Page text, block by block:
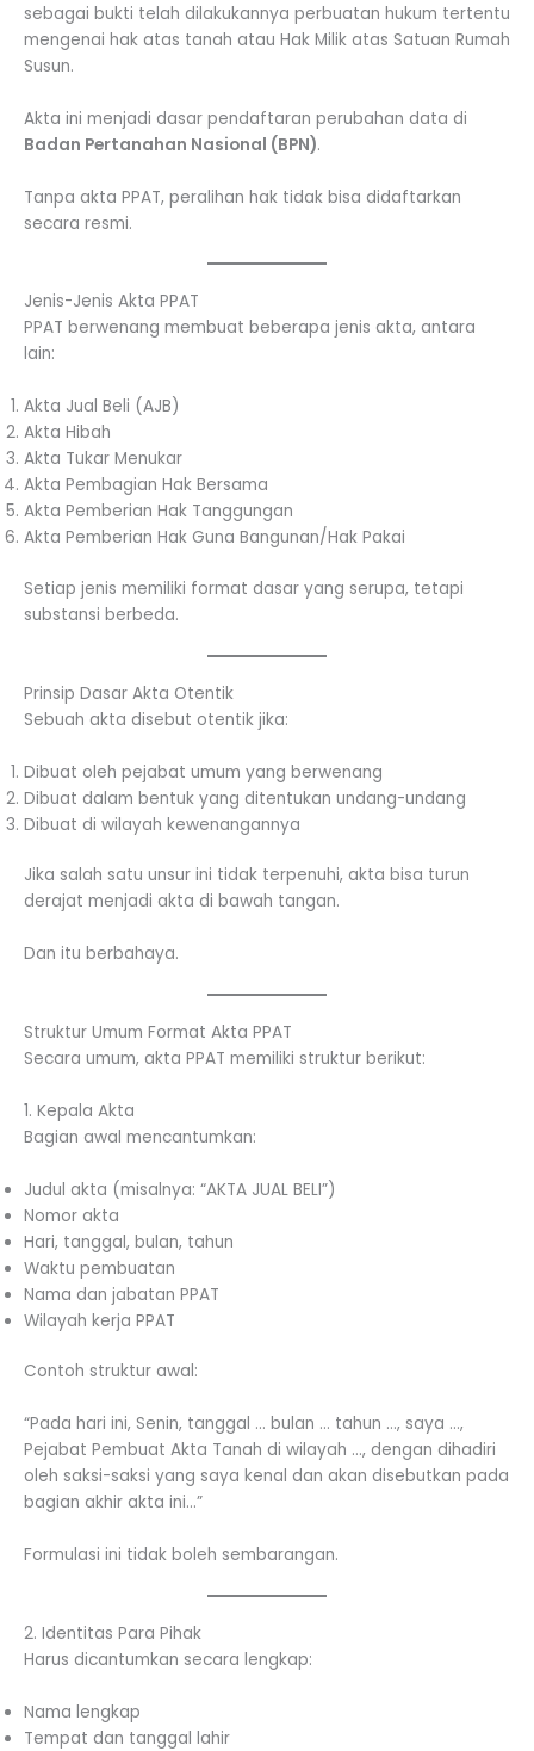
sebagai bukti telah dilakukannya perbuatan hukum tertentu
mengenai hak atas tanah atau Hak Milik atas Satuan Rumah
Susun.
Akta ini menjadi dasar pendaftaran perubahan data di
Badan Pertanahan Nasional (BPN).
Tanpa akta PPAT, peralihan hak tidak bisa didaftarkan
secara resmi.
Jenis-Jenis Akta PPAT
PPAT berwenang membuat beberapa jenis akta, antara
lain:
Akta Jual Beli (AJB)
Akta Hibah
Akta Tukar Menukar
Akta Pembagian Hak Bersama
Akta Pemberian Hak Tanggungan
Akta Pemberian Hak Guna Bangunan/Hak Pakai
Setiap jenis memiliki format dasar yang serupa, tetapi
substansi berbeda.
Prinsip Dasar Akta Otentik
Sebuah akta disebut otentik jika:
Dibuat oleh pejabat umum yang berwenang
Dibuat dalam bentuk yang ditentukan undang-undang
Dibuat di wilayah kewenangannya
Jika salah satu unsur ini tidak terpenuhi, akta bisa turun
derajat menjadi akta di bawah tangan.
Dan itu berbahaya.
Struktur Umum Format Akta PPAT
Secara umum, akta PPAT memiliki struktur berikut:
1. Kepala Akta
Bagian awal mencantumkan:
Judul akta (misalnya: “AKTA JUAL BELI”)
Nomor akta
Hari, tanggal, bulan, tahun
Waktu pembuatan
Nama dan jabatan PPAT
Wilayah kerja PPAT
Contoh struktur awal:
“Pada hari ini, Senin, tanggal … bulan … tahun …, saya …,
Pejabat Pembuat Akta Tanah di wilayah …, dengan dihadiri
oleh saksi-saksi yang saya kenal dan akan disebutkan pada
bagian akhir akta ini…”
Formulasi ini tidak boleh sembarangan.
2. Identitas Para Pihak
Harus dicantumkan secara lengkap:
Nama lengkap
Tempat dan tanggal lahir